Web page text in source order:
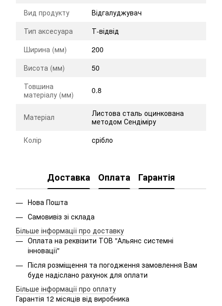
Вид продукту
Відгалуджувач
Тип аксесуара
Т-відвід
Ширина (мм)
200
Висота (мм)
50
Товшина
матеріалу (мм)
0.8
Матеріал
Листова сталь оцинкована
методом Сендіміру
Колір
срібло
Доставка Оплата Гарантія
Нова Пошта
Самовивіз зі склада
Більше інформації про доставку
Оплата на реквізити ТОВ "Альянс системні
інновації"
Після розміщення та погодження замовлення Вам
буде надіслано рахунок для оплати
Більше інформації про оплату
Гарантія 12 місяців від виробника